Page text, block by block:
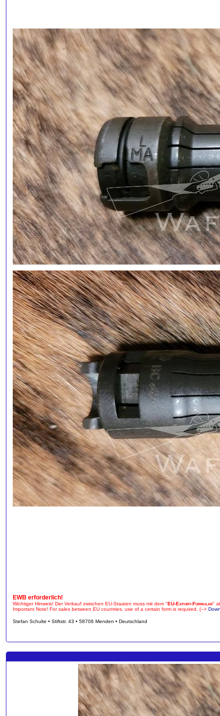
EWB erforderlich!
Wichtiger Hinweis! Der Verkauf zwischen EU-Staaten muss mit dem "EU-Export-Formular"
Important Note! For sales between EU countries, use of a certain form is required. (-->
Stefan Schulte • Stiftstr. 43 • 58706 Menden • Deutschland